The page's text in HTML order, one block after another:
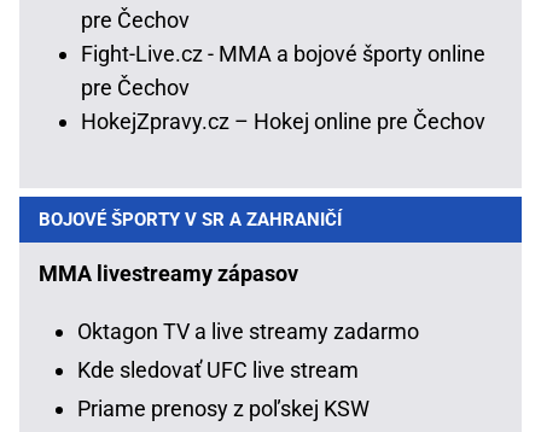
pre Čechov
Fight-Live.cz - MMA a bojové športy online
pre Čechov
HokejZpravy.cz – Hokej online pre Čechov
BOJOVÉ ŠPORTY V SR A ZAHRANIČÍ
MMA livestreamy zápasov
Oktagon TV a live streamy zadarmo
Kde sledovať UFC live stream
Priame prenosy z poľskej KSW